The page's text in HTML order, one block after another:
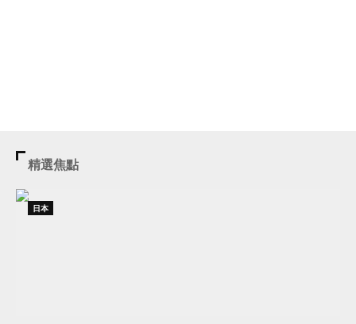
精選焦點
日本